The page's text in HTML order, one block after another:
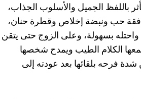
باللفظ الجميل والأسلوب الجذاب،
حب ونبضة إخلاص وقطرة حنان،
واحتله بسهولة، وعلى الزوج حتى يتقن
الكلام الطيب ويمدح شخصها
فرحه بلقائها بعد عودته إلى